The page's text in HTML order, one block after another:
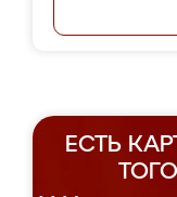
ЕСТЬ